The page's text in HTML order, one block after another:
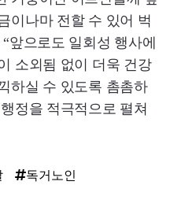
이나마 전할 수 있어 벅
앞으로도 일회성 행사에
소외됨 없이 더욱 건강
하실 수 있도록 촘촘하
정을 적극적으로 펼쳐
독거노인